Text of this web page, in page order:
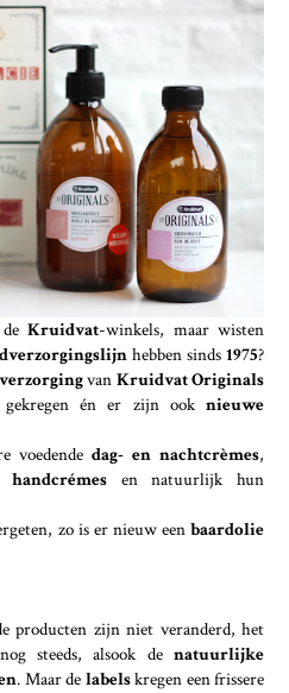
deKruidvat-winkels, maar wisten
hebben sinds1975?
van Kruidvat Originals
én er zijn ooknieuwe
voedende dag- en nachtcrèmes,
handcrémes en natuurlijk hun
zo is er nieuw een baardolie
producten zijn niet veranderd, het
steeds, alsook de natuurlijke
. Maar de labelskregen een frissere